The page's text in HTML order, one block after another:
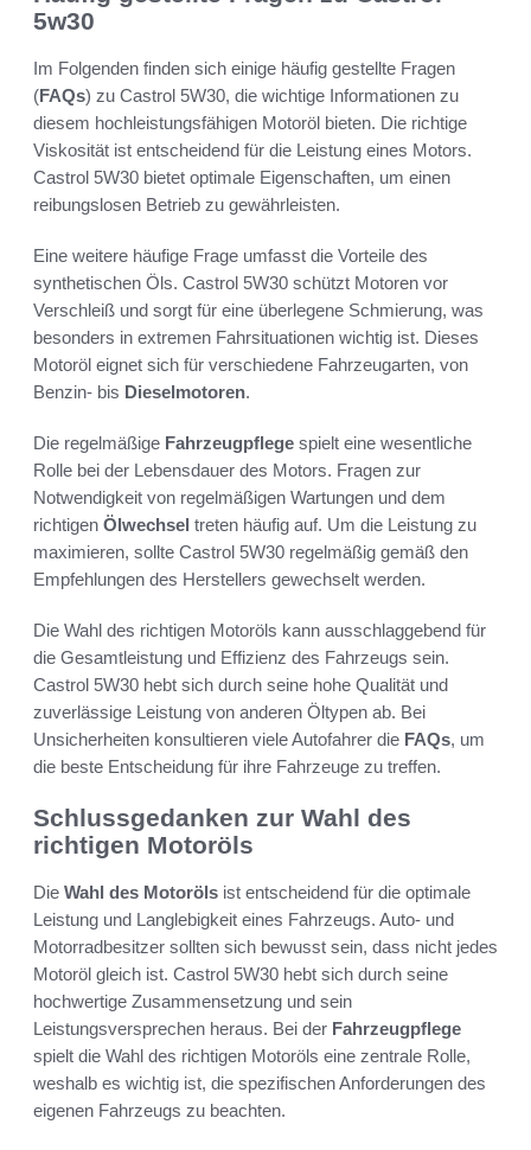
5w30
Im Folgenden finden sich einige häufig gestellte Fragen
(FAQs) zu Castrol 5W30, die wichtige Informationen zu
diesem hochleistungsfähigen Motoröl bieten. Die richtige
Viskosität ist entscheidend für die Leistung eines Motors.
Castrol 5W30 bietet optimale Eigenschaften, um einen
reibungslosen Betrieb zu gewährleisten.
Eine weitere häufige Frage umfasst die Vorteile des
synthetischen Öls. Castrol 5W30 schützt Motoren vor
Verschleiß und sorgt für eine überlegene Schmierung, was
besonders in extremen Fahrsituationen wichtig ist. Dieses
Motoröl eignet sich für verschiedene Fahrzeugarten, von
Benzin- bis Dieselmotoren.
Die regelmäßige Fahrzeugpflege spielt eine wesentliche
Rolle bei der Lebensdauer des Motors. Fragen zur
Notwendigkeit von regelmäßigen Wartungen und dem
richtigen Ölwechsel treten häufig auf. Um die Leistung zu
maximieren, sollte Castrol 5W30 regelmäßig gemäß den
Empfehlungen des Herstellers gewechselt werden.
Die Wahl des richtigen Motoröls kann ausschlaggebend für
die Gesamtleistung und Effizienz des Fahrzeugs sein.
Castrol 5W30 hebt sich durch seine hohe Qualität und
zuverlässige Leistung von anderen Öltypen ab. Bei
Unsicherheiten konsultieren viele Autofahrer die FAQs, um
die beste Entscheidung für ihre Fahrzeuge zu treffen.
Schlussgedanken zur Wahl des
richtigen Motoröls
Die Wahl des Motoröls ist entscheidend für die optimale
Leistung und Langlebigkeit eines Fahrzeugs. Auto- und
Motorradbesitzer sollten sich bewusst sein, dass nicht jedes
Motoröl gleich ist. Castrol 5W30 hebt sich durch seine
hochwertige Zusammensetzung und sein
Leistungsversprechen heraus. Bei der Fahrzeugpflege
spielt die Wahl des richtigen Motoröls eine zentrale Rolle,
weshalb es wichtig ist, die spezifischen Anforderungen des
eigenen Fahrzeugs zu beachten.